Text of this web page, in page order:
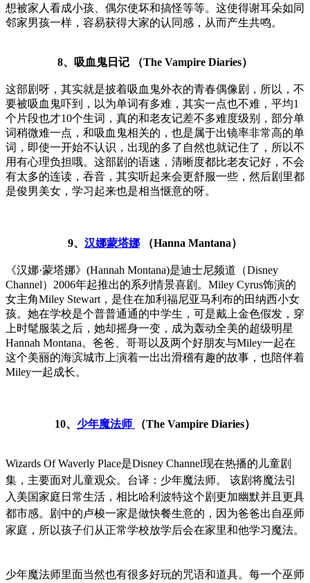
想被家人看成小孩、偶尔使坏和搞怪等等。这使得谢耳朵如同
邻家男孩一样，容易获得大家的认同感，从而产生共鸣。
8、吸血鬼日记 （The Vampire Diaries）
这部剧呀，其实就是披着吸血鬼外衣的青春偶像剧，所以，不
要被吸血鬼吓到，以为单词有多难，其实一点也不难，平均1
个片段也才10个生词，真的和老友记差不多难度级别，部分单
词稍微难一点，和吸血鬼相关的，也是属于出镜率非常高的单
词，即使一开始不认识，出现的多了自然也就记住了，所以不
用有心理负担哦。这部剧的语速，清晰度都比老友记好，不会
有太多的连读，吞音，其实听起来会更舒服一些，然后剧里都
是俊男美女，学习起来也是相当惬意的呀。
9、 汉娜蒙塔娜 （Hanna Mantana）
《汉娜·蒙塔娜》(Hannah Montana)是迪士尼频道（Disney
Channel）2006年起推出的系列情景喜剧。Miley Cyrus饰演的
女主角Miley Stewart，是住在加利福尼亚马利布的田纳西小女
孩。她在学校是个普普通通的中学生，可是戴上金色假发，穿
上时髦服装之后，她却摇身一变，成为轰动全美的超级明星
Hannah Montana。爸爸、哥哥以及两个好朋友与Miley一起在
这个美丽的海滨城市上演着一出出滑稽有趣的故事，也陪伴着
Miley一起成长。
10、 少年魔法师 （The Vampire Diaries）
Wizards Of Waverly Place是Disney Channel现在热播的儿童剧
集，主要面对儿童观众。台译：少年魔法师。 该剧将魔法引
入美国家庭日常生活，相比哈利波特这个剧更加幽默并且更具
都市感。剧中的卢梭一家是做快餐生意的，因为爸爸出自巫师
家庭，所以孩子们从正常学校放学后会在家里和他学习魔法。
少年魔法师里面当然也有很多好玩的咒语和道具。每一个巫师